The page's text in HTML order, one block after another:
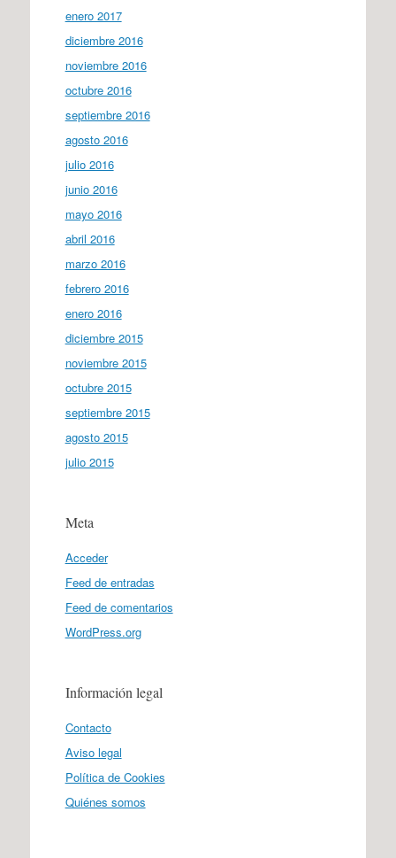
enero 2017
diciembre 2016
noviembre 2016
octubre 2016
septiembre 2016
agosto 2016
julio 2016
junio 2016
mayo 2016
abril 2016
marzo 2016
febrero 2016
enero 2016
diciembre 2015
noviembre 2015
octubre 2015
septiembre 2015
agosto 2015
julio 2015
Meta
Acceder
Feed de entradas
Feed de comentarios
WordPress.org
Información legal
Contacto
Aviso legal
Política de Cookies
Quiénes somos